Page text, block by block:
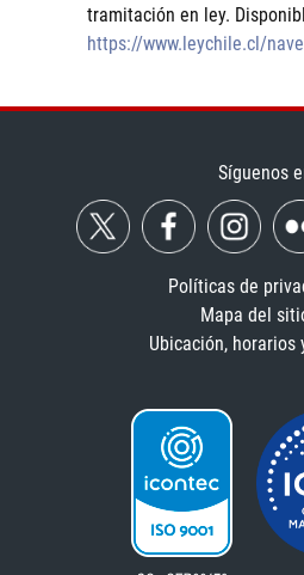
tramitación en ley.
https://www.leychile.cl/
Síguenos
Políticas de
Mapa del
Ubicación, horarios